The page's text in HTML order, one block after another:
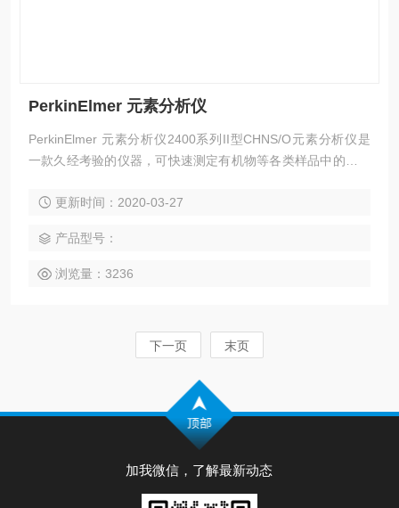
PerkinElmer 元素分析仪
PerkinElmer 元素分析仪2400系列II型CHNS/O元素分析仪是
一款久经考验的仪器，可快速测定有机物等各类样品中的碳、
物、化工、环境与能源等领域中的多种固体、液体、挥发性及
更新时间：2020-03-27
产品型号：
浏览量：3236
下一页 末页
加我微信，了解最新动态